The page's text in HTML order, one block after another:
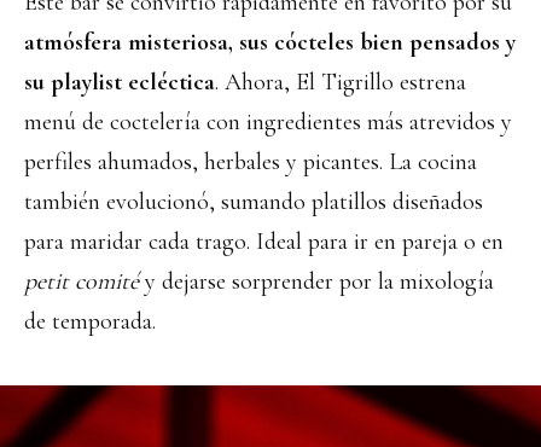
atmósfera misteriosa, sus cócteles bien pensados y
su playlist ecléctica. Ahora, El Tigrillo estrena
menú de coctelería con ingredientes más atrevidos y
perfiles ahumados, herbales y picantes. La cocina
también evolucionó, sumando platillos diseñados
para maridar cada trago. Ideal para ir en pareja o en
petit comitéy dejarse sorprender por la mixología
de temporada.